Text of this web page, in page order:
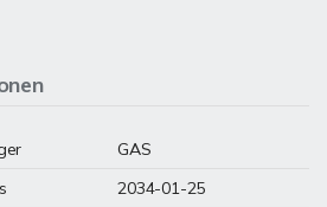
GAS
2034-01-25